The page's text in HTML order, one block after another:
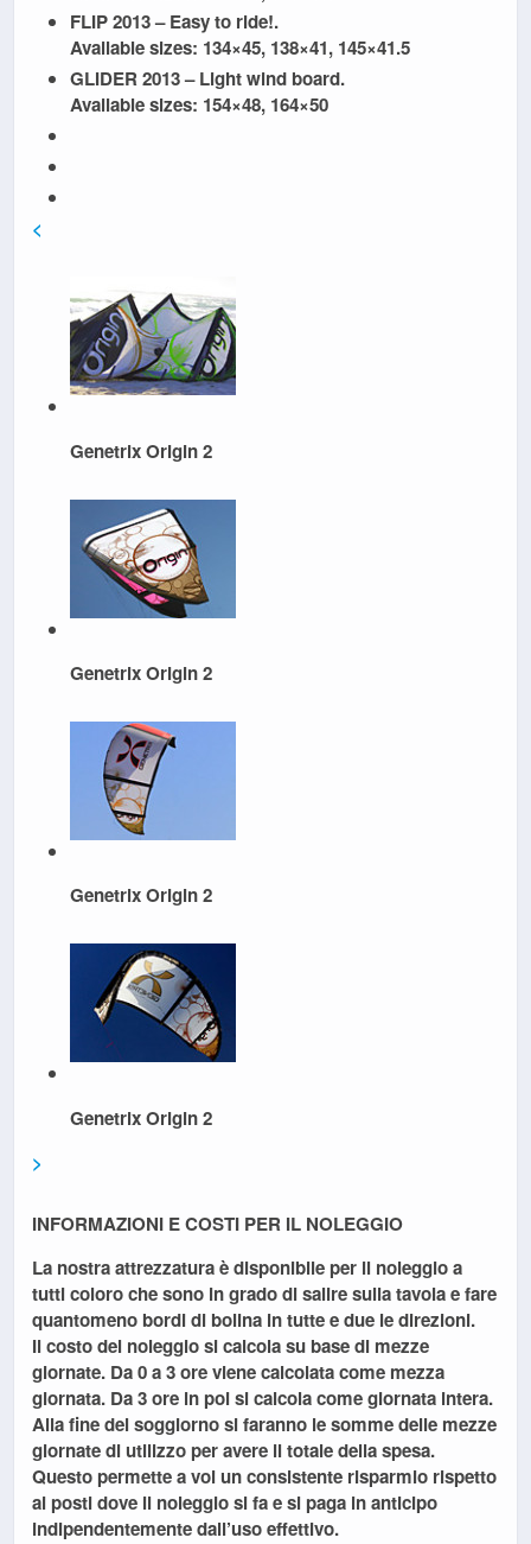
FLIP 2013– Easy to ride!.
Available sizes: 134×45, 138×41, 145×41.5
GLIDER 2013– Light wind board.
Available sizes: 154×48, 164×50
<
Genetrix Origin 2
Genetrix Origin 2
Genetrix Origin 2
Genetrix Origin 2
>
INFORMAZIONI E COSTI PER IL NOLEGGIO
La nostra attrezzatura è disponibile per il noleggio a
tutti coloro che sono in grado di salire sulla tavola e fare
quantomeno bordi di bolina in tutte e due le direzioni.
Il costo del noleggio si calcola su base di mezze
giornate. Da 0 a 3 ore viene calcolata come mezza
giornata. Da 3 ore in poi si calcola come giornata intera.
Alla fine del soggiorno si faranno le somme delle mezze
giornate di utilizzo per avere il totale della spesa.
Questo permette a voi un consistente risparmio rispetto
ai posti dove il noleggio si fa e si paga in anticipo
indipendentemente dall’uso effettivo.